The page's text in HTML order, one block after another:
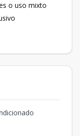
o uso mixto